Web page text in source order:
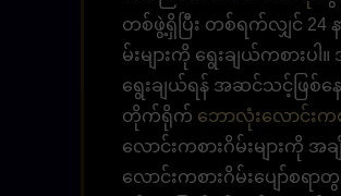
တစ်ဖွဲ့ရှိပြီး တစ်ရက်လျှင် 24
မ်းများကို ရွေးချယ်ကစားပ
ရွေးချယ်ရန် အဆင်သင့်ဖြစ်နေ
တိုက်ရိုက် ဘောလုံးလောင်း
လောင်းကစားဂိမ်းများကို
လောင်းကစားဂိမ်းပျော်စ